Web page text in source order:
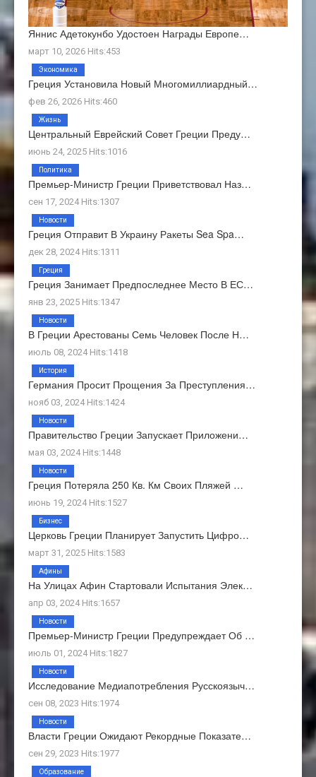
Яннис Адетокунбо Удостоен Награды Европе…
март 10, 2026 Hits:453
Греция Установила Новый Многомиллиардный…
фев 26, 2026 Hits:460
Экономика
Центральный Еврейский Совет Греции Преду…
июнь 24, 2025 Hits:1016
Жизнь
Премьер-Министр Греции Приветствовал Наз…
сен 17, 2024 Hits:1307
Политика
Греция Отправит В Украину Ракеты Sea Spa…
дек 28, 2024 Hits:1311
Новости
Греция Занимает Предпоследнее Место В ЕС…
янв 23, 2025 Hits:1347
Греция
В Греции Арестованы Семь Человек После Н…
июль 08, 2024 Hits:1418
Новости
Германия Просит Прощения За Преступления…
нояб 03, 2024 Hits:1424
История
Правительство Греции Запускает Приложени…
мая 03, 2024 Hits:1448
Новости
Греция Потеряла 250 Кв. Км Своих Пляжей …
июнь 19, 2024 Hits:1527
Новости
Церковь Греции Планирует Запустить Цифро…
март 31, 2025 Hits:1583
Бизнес
На Улицах Афин Стартовали Испытания Элек…
апр 03, 2024 Hits:1657
Афины
Премьер-Министр Греции Предупреждает Об …
июль 01, 2024 Hits:1827
Новости
Исследование Медиапотребления Русскоязыч…
сен 08, 2023 Hits:1974
Новости
Власти Греции Ожидают Рекордные Показате…
сен 29, 2023 Hits:1977
Новости
Образование